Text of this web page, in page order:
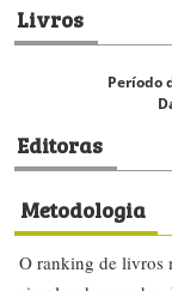
Livros
Período
Editoras
Metodologia
O ranking de livros